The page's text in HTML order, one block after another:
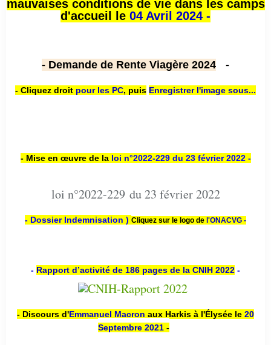
mauvaises conditions de vie dans les camps
d'accueil le 04 Avril 2024 -
- Demande de Rente Viagère 2024 -
- Cliquez droit pour les PC, puis Enregistrer l'image sous...
- Mise en œuvre de la loi n°2022-229 du 23 février 2022 -
loi n°2022-229 du 23 février 2022
- Dossier Indemnisation ) Cliquez sur le logo de l'ONACVG -
- Rapport d’activité de 186 pages de la CNIH 2022 -
- Discours d'Emmanuel Macron aux Harkis à l'Élysée le 20
Septembre 2021 -